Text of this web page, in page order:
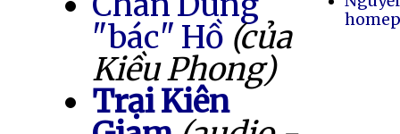
"bác" Hồ (của
Kiều Phong)
Trại Kiên